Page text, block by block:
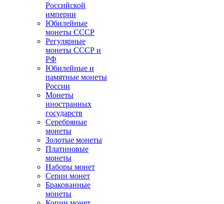
Российской
империи
Юбилейные
монеты СССР
Регулярные
монеты СССР и
РФ
Юбилейные и
памятные монеты
России
Монеты
иностранных
государств
Серебряные
монеты
Золотые монеты
Платиновые
монеты
Наборы монет
Серии монет
Бракованные
монеты